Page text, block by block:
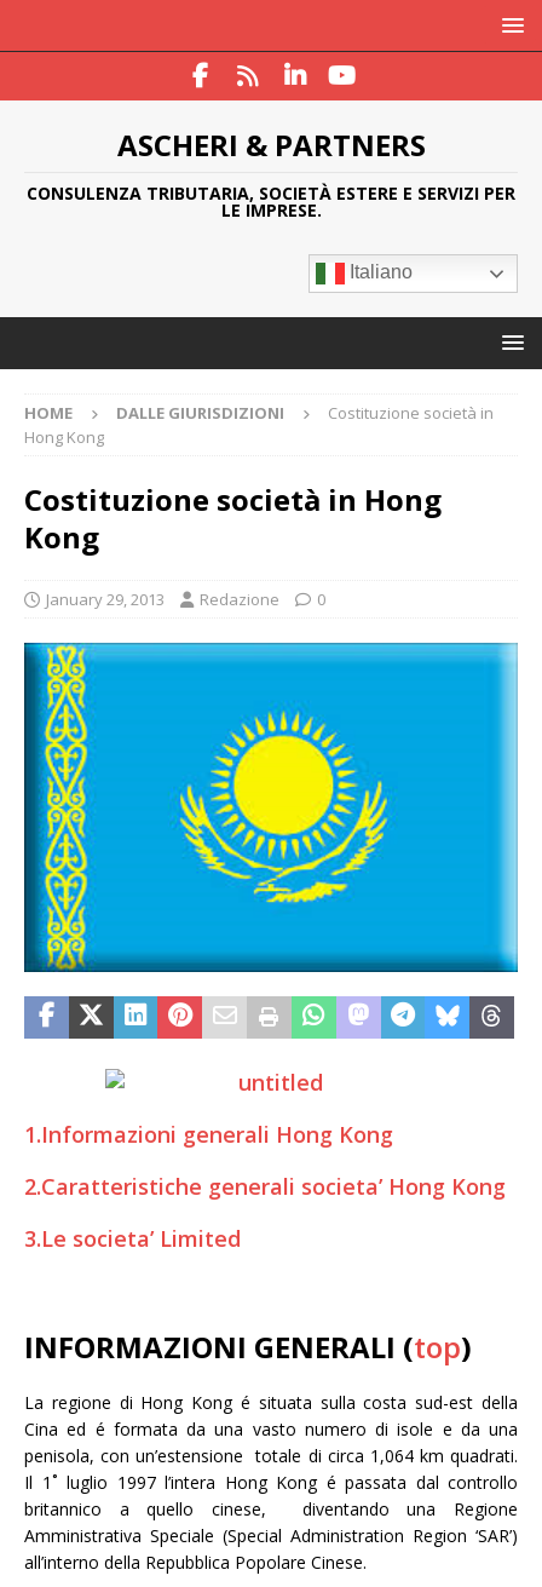
ASCHERI & PARTNERS
CONSULENZA TRIBUTARIA, SOCIETÀ ESTERE E SERVIZI PER
LE IMPRESE.
Italiano
HOME DALLE GIURISDIZIONI
Costituzione società in
Hong Kong
Costituzione società in Hong
Kong
January 29, 2013 Redazione 0
1.Informazioni generali Hong Kong
2.Caratteristiche generali societa’ Hong Kong
3.Le societa’ Limited
INFORMAZIONI GENERALI (top)
La regione di Hong Kong é situata sulla costa sud-est della
Cina ed é formata da una vasto numero di isole e da una
penisola, con un’estensione totale di circa 1,064 km quadrati.
Il 1˚ luglio 1997 l’intera Hong Kong é passata dal controllo
britannico a quello cinese, diventando una Regione
Amministrativa Speciale (Special Administration Region ‘SAR’)
all’interno della Repubblica Popolare Cinese.